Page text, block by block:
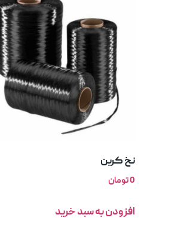
نخ کربن
0تومان
افزودن به سبد خرید